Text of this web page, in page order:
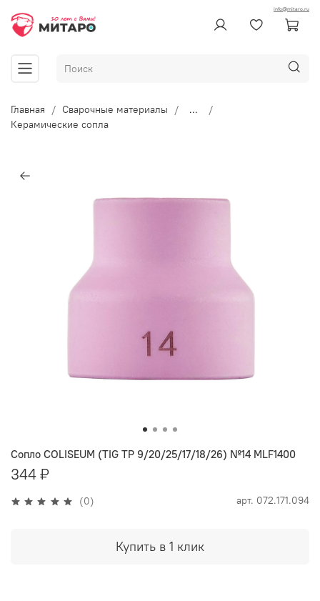
info@mitaro.ru
Главная Сварочные материалы
...
Керамические сопла
(0) арт. 072.171.094
Сопло COLISEUM (TIG TP 9/20/25/17/18/26) №14 MLF1400
344 ₽
Купить в 1 клик